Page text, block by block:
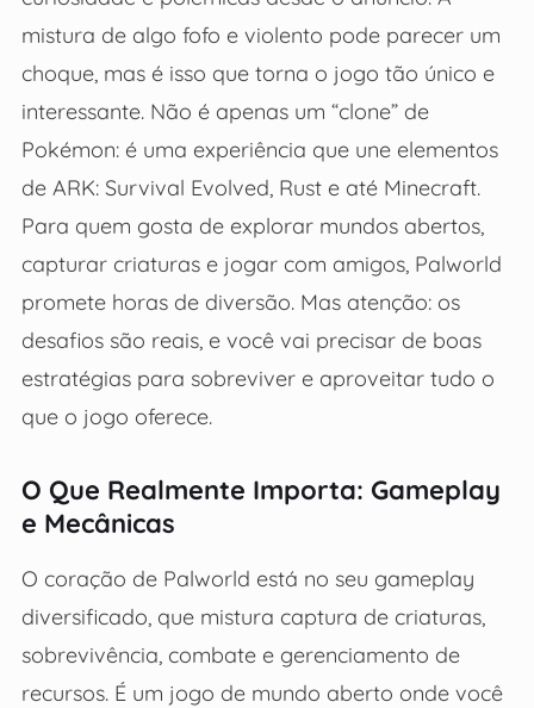
mistura de algo fofo e violento pode parecer um
choque, mas é isso que torna o jogo tão único e
interessante. Não é apenas um “clone” de
Pokémon: é uma experiência que une elementos
de ARK: Survival Evolved, Rust e até Minecraft.
Para quem gosta de explorar mundos abertos,
capturar criaturas e jogar com amigos, Palworld
promete horas de diversão. Mas atenção: os
desafios são reais, e você vai precisar de boas
estratégias para sobreviver e aproveitar tudo o
que o jogo oferece.
O Que Realmente Importa: Gameplay
e Mecânicas
O coração de Palworld está no seu gameplay
diversificado, que mistura captura de criaturas,
sobrevivência, combate e gerenciamento de
recursos. É um jogo de mundo aberto onde você